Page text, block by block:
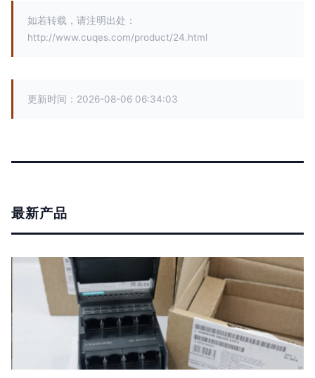
如若转载，请注明出处：
http://www.cuqes.com/product/24.html
更新时间：2026-08-06 06:34:03
最新产品